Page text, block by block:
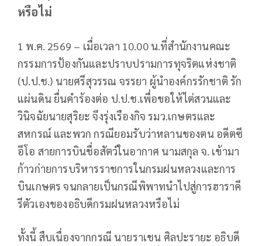
หรือไม่
1 พ.ค. 2569 – เมื่อเวลา 10.00 น.ที่สำนักงานคณะ
กรรมการป้องกันและปราบปรามการทุจริตแห่งชาติ
(ป.ป.ช.) นายศรีสุวรรณ จรรยา ผู้นำองค์กรรักชาติ รัก
แผ่นดิน ยื่นคำร้องต่อ ป.ป.ช.เพื่อขอให้ไต่สวนและ
วินิจฉัยนายสุริยะ จึงรุ่งเรืองกิจ รมว.เกษตรและ
สหกรณ์ และพวก กรณียอมรับว่าหลานของตน อดีตซี
อีโอ สายการบินชื่อสัตว์ในอากาศ นามสกุล จ. เข้ามา
ก้าวก่ายการบริหารราชการในกรมฝนหลวงและการ
บินเกษตร จนกลายเป็นกรณีพิพาทนำไปสู่การฮาราคี
รีตัวเองของอธิบดีกรมฝนหลวงหรือไม่
ทั้งนี้ สืบเนื่องจากกรณี นายราเชน ศิลปะรายะ อธิบดี